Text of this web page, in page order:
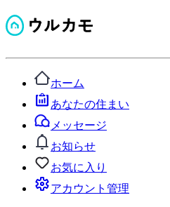
ホーム
あなたの住まい
メッセージ
お知らせ
お気に入り
アカウント管理